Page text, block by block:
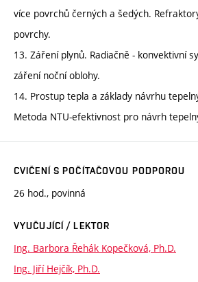
více povrchů černých a šedých.
povrchy.
13. Záření plynů. Radiačně - konvektivní
záření noční oblohy.
14. Prostup tepla a základy návrhu
Metoda NTU-efektivnost pro návrh
CVIČENÍ S POČÍTAČOVOU PODPOROU
26 hod., povinná
VYUČUJÍCÍ / LEKTOR
Ing. Barbora Řehák Kopečková, Ph.D.
Ing. Jiří Hejčík, Ph.D.